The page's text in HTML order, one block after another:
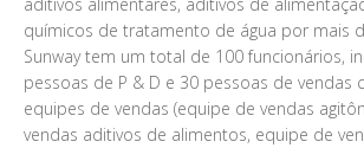
aditivos alimentares, aditivos de
químicos de tratamento de água por mais
Sunway tem um total de 100 funcionários,
pessoas de P & D e 30 pessoas de vendas
equipes de vendas (equipe de vendas
vendas aditivos de alimentos, equipe de